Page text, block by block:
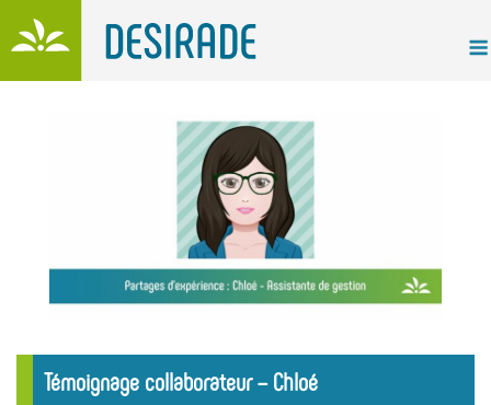
to
content
Témoignage collaborateur – Chloé